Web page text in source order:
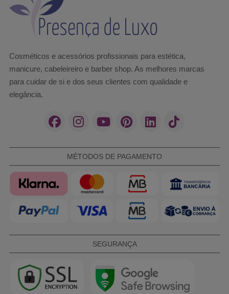
Cosméticos e acessórios profissionais para estética,
manicure, cabeleireiro e barber shop. As melhores marcas
para cuidar de si e dos seus clientes com qualidade e
elegância.
MÉTODOS DE PAGAMENTO
SEGURANÇA